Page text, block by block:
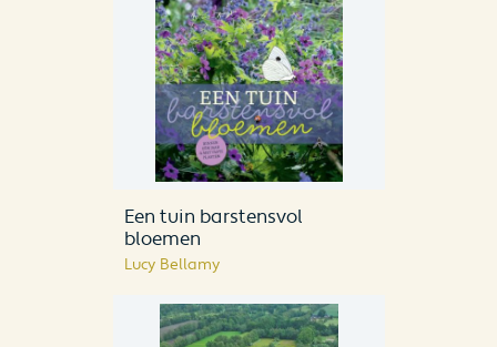
Een tuin barstensvol
bloemen
Lucy Bellamy